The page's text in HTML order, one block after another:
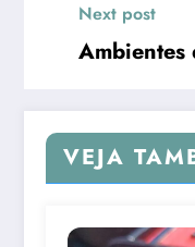
Next post
Ambientes
VEJA